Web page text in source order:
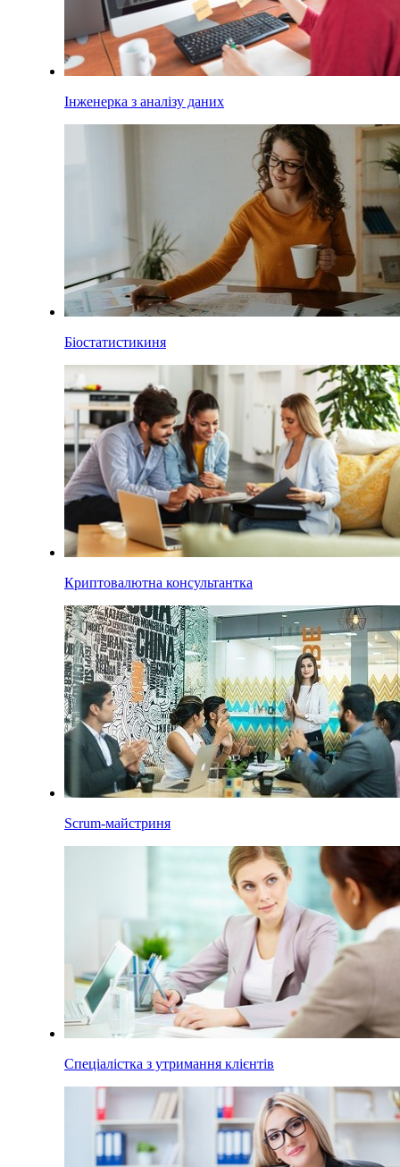
Інженерка з аналізу даних
Біостатистикиня
Криптовалютна консультантка
Scrum-майстриня
Спеціалістка з утримання клієнтів